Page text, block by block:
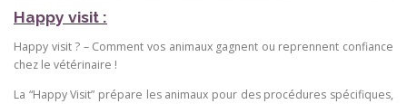
Happy visit :
Happy visit ? – Comment vos animaux gagnent ou reprennent confiance
chez le vétérinaire !
​La “Happy Visit” prépare les animaux pour des procédures spécifiques,